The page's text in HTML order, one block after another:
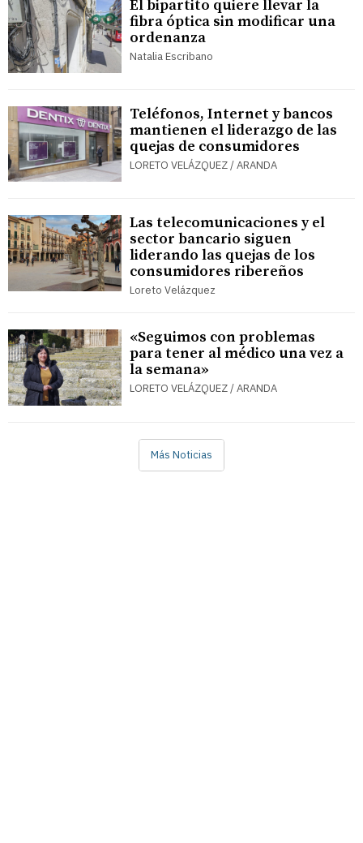
El bipartito quiere llevar la
fibra óptica sin modificar una
ordenanza
Natalia Escribano
Teléfonos, Internet y bancos
mantienen el liderazgo de las
quejas de consumidores
LORETO VELÁZQUEZ / ARANDA
Las telecomunicaciones y el
sector bancario siguen
liderando las quejas de los
consumidores ribereños
Loreto Velázquez
«Seguimos con problemas
para tener al médico una vez a
la semana»
LORETO VELÁZQUEZ / ARANDA
Más Noticias